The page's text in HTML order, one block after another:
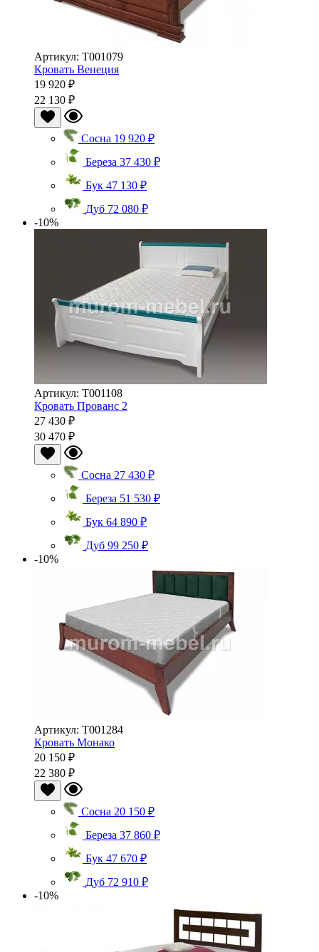
Артикул: Т001079
Кровать Венеция
19 920 ₽
22 130 ₽
Сосна 19 920 ₽
Береза 37 430 ₽
Бук 47 130 ₽
Дуб 72 080 ₽
-10%
Артикул: Т001108
Кровать Прованс 2
27 430 ₽
30 470 ₽
Сосна 27 430 ₽
Береза 51 530 ₽
Бук 64 890 ₽
Дуб 99 250 ₽
-10%
Артикул: Т001284
Кровать Монако
20 150 ₽
22 380 ₽
Сосна 20 150 ₽
Береза 37 860 ₽
Бук 47 670 ₽
Дуб 72 910 ₽
-10%